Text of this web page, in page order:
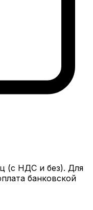
(с НДС и без). Для
банковской